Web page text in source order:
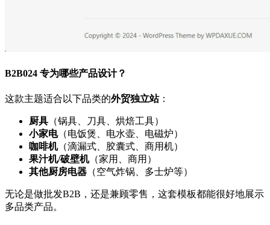
B2B024 专为哪些产品设计？
这款主题适合以下品类的外贸独立站：
厨具 （锅具、刀具、烘焙工具）
小家电（电饭煲、电水壶、电磁炉）
咖啡机（滴漏式、胶囊式、商用机）
果汁机/破壁机（家用、商用）
其他厨房电器 （空气炸锅、多士炉等）
无论是做批发B2B，还是兼顾零售，这套模板都能很好地展示
多品类产品。